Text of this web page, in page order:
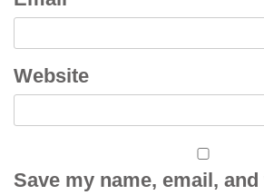
Website
Save my name, email,